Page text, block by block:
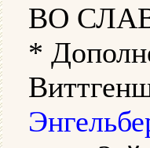
ВО
*